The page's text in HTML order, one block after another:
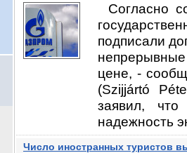
Согласно
подписали
цене, -
(Szijjártó
заявил, что
надежность
Число иностранных туристов